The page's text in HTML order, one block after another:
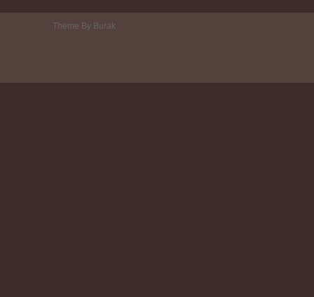
Theme By Burak